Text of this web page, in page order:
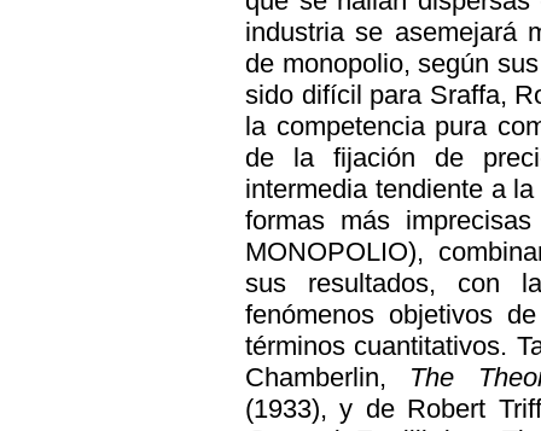
industria se asemejará
de monopolio, según
sido difícil para Sraffa,
la competencia pura
de la fijación de
intermedia tendiente a
formas más
MONOPOLIO),
sus resultados, con
fenómenos objetivos
términos cuantitativos.
Chamberlin, The
(1933), y de Robert